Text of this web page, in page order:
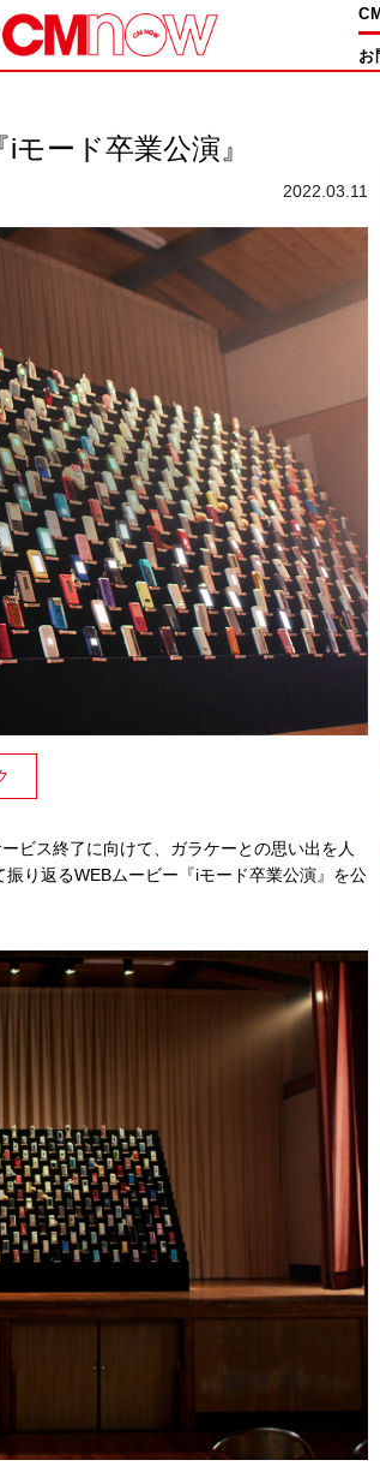
お
ード卒業公演』
2022.03.11
ビス終了に向けて、ガラケーとの思い出を人
り返るWEBムービー『iモード卒業公演』を公